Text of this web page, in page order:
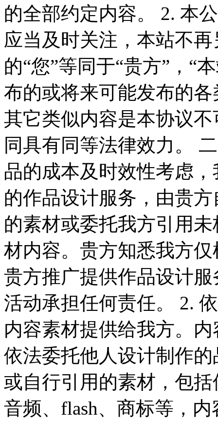
的全部约定内容。 2. 本
应当及时关注，本站不
的“您”等同于“贵方”，“
布的或将来可能发布的
其它类似内容是本协议
同具有同等法律效力。
品的成本及时效性考虑
的作品设计服务，由贵
的素材或委托我方引用
材内容。贵方知悉我方
贵方推广提供作品设计
活动承担任何责任。 2.
内容素材提供给我方。
依法委托他人设计制作
或自行引用的素材，包
音频、flash、商标等，